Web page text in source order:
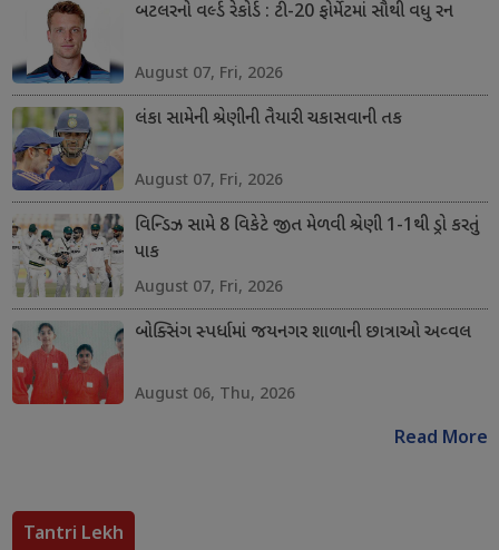
બટલરનો વર્લ્ડ રેકોર્ડ : ટી-20 ફોર્મેટમાં સૌથી વધુ રન
August 07, Fri, 2026
લંકા સામેની શ્રેણીની તૈયારી ચકાસવાની તક
August 07, Fri, 2026
વિન્ડિઝ સામે 8 વિકેટે જીત મેળવી શ્રેણી 1-1થી ડ્રો કરતું
પાક
August 07, Fri, 2026
બોક્સિંગ સ્પર્ધામાં જયનગર શાળાની છાત્રાઓ અવ્વલ
August 06, Thu, 2026
Read More
Tantri Lekh